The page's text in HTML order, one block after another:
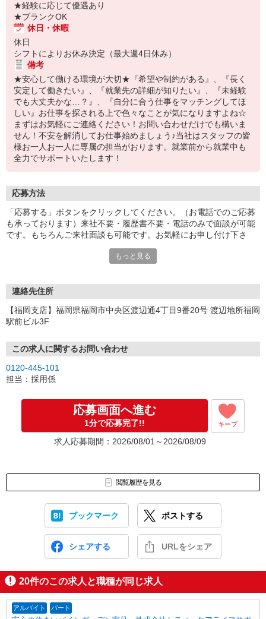
★経験に応じて優遇あり
★ブランクOK
休日・休暇
休日
シフトによりお休み決定（最大週4日休み）
備考
★安心して働ける環境が大切★『希望や制約がある』、『長く
安定して働きたい』、『就業先の詳細が知りたい』、『未経験
でも大丈夫かな…？』、『自分に合う仕事をマッチングしてほ
しい』お仕事を探される上で色々なことが気になりますよね☆
まずはお気軽にご連絡ください！お問い合わせだけでも構いま
せん！不安を解消してお仕事始めましょう♪当社はスタッフの皆
様お一人お一人に専属の担当がおります。就業前から就業中も
全力でサポートいたします！
応募方法
「応募する」ボタンをクリックしてください。（お電話でのご応募
も承っております）来社不要・履歴書不要・電話のみで面談が可能
です。もちろんご来社面談も可能です。お気軽にお申し付け下さ
もっと見る
連絡先住所
【福岡支店】福岡県福岡市中央区渡辺通4丁目9番20号 渡辺地所福岡
駅前ビル3F
この求人に関するお問い合わせ
0120-445-101
担当：採用係
応募画面へ進む
1分で応募完了!! キープ
求人応募期間：2026/08/01～2026/08/09
閲覧履歴を見る
ブックマーク ポストする
シェアする URLをシェア
20件のこの求人と職種が同じ求人
アルバイト パート